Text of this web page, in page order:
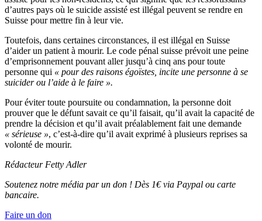
d’autres pays où le suicide assisté est illégal peuvent se rendre en
Suisse pour mettre fin à leur vie.
Toutefois, dans certaines circonstances, il est illégal en Suisse
d’aider un patient à mourir. Le code pénal suisse prévoit une peine
d’emprisonnement pouvant aller jusqu’à cinq ans pour toute
personne qui « pour des raisons égoïstes, incite une personne à se
suicider ou l’aide à le faire ».
Pour éviter toute poursuite ou condamnation, la personne doit
prouver que le défunt savait ce qu’il faisait, qu’il avait la capacité de
prendre la décision et qu’il avait préalablement fait une demande
« sérieuse », c’est-à-dire qu’il avait exprimé à plusieurs reprises sa
volonté de mourir.
Rédacteur Fetty Adler
Soutenez notre média par un don ! Dès 1€ via Paypal ou carte
bancaire.
Faire un don